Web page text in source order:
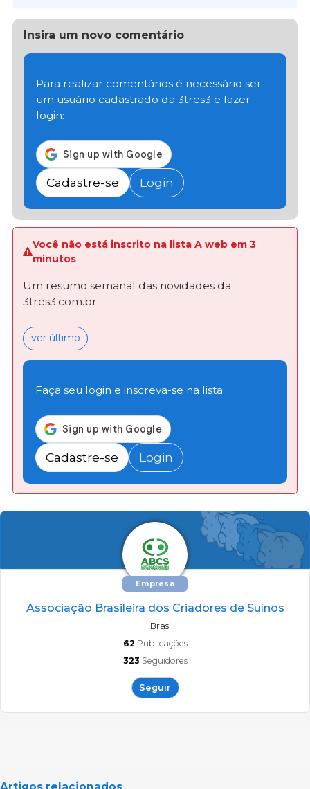
Insira um novo comentário
Para realizar comentários é necessário ser
um usuário cadastrado da 3tres3 e fazer
login:
Cadastre-se Login
Você não está inscrito na lista A web em 3
minutos
Um resumo semanal das novidades da
3tres3.com.br
ver último
Faça seu login e inscreva-se na lista
Cadastre-se Login
Empresa
Associação Brasileira dos Criadores de Suínos
Brasil
62 Publicações
323 Seguidores
Seguir